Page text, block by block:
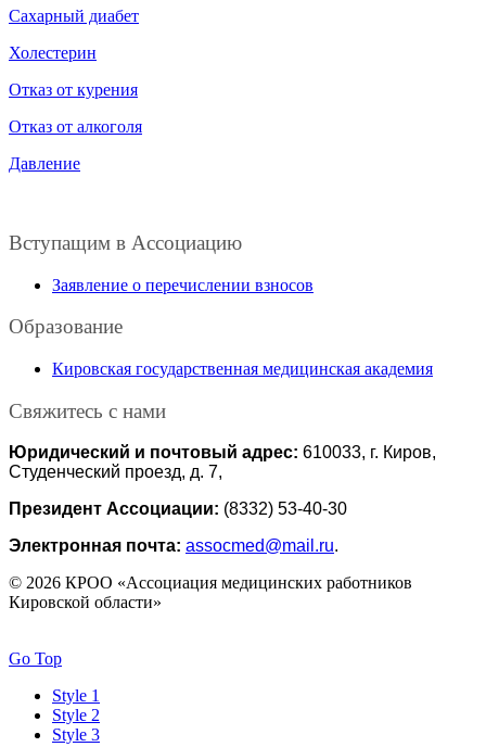
Сахарный диабет
Холестерин
Отказ от курения
Отказ от алкоголя
Давление
Вступащим в Ассоциацию
Заявление о перечислении взносов
Образование
Кировская государственная медицинская академия
Свяжитесь с нами
Юридический и почтовый адрес: 610033, г. Киров,
Студенческий проезд, д. 7,
Президент Ассоциации: (8332) 53-40-30
Электронная почта: assocmed@mail.ru.
© 2026 КРОО «Ассоциация медицинских работников
Кировской области»
Go Top
Style 1
Style 2
Style 3